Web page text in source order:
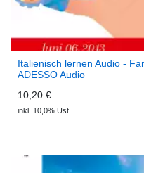
Italienisch lernen Audio -
ADESSO Audio
10,20 €
inkl. 10,0% Ust